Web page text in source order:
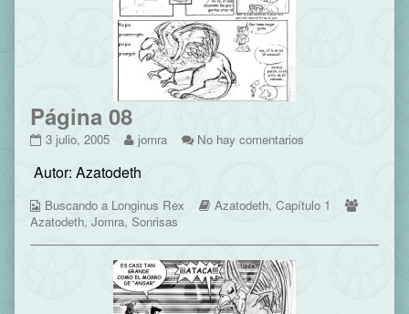
Página 08
Página
published
3 julio, 2005
Read
posts
the
author
08,
jomra No hay comentarios
Autor: Azatodeth
Webcomic
Collections
Buscando a Longinus Rex
Webcomic
Azatodeth, Capítulo 1
Azatodeth, Jomra, Sonrisas